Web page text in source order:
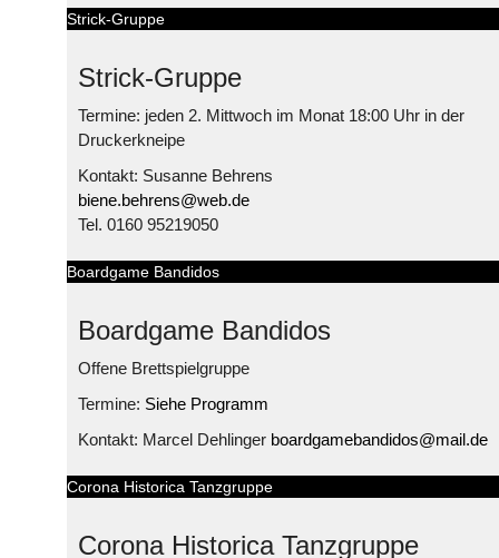
Strick-Gruppe
Strick-Gruppe
Termine: jeden 2. Mittwoch im Monat 18:00 Uhr in der
Druckerkneipe
Kontakt: Susanne Behrens
biene.behrens@web.de
Tel. 0160 95219050
Boardgame Bandidos
Boardgame Bandidos
Offene Brettspielgruppe
Termine: Siehe Programm
Kontakt: Marcel Dehlinger boardgamebandidos@mail.de
Corona Historica Tanzgruppe
Corona Historica Tanzgruppe